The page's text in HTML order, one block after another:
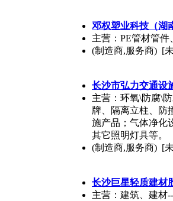
邓权塑业科技（湖
主营：PE管材管件
(制造商,服务商) [
长沙市弘力交通设
主营：环氧\防腐\
牌、隔离立柱、防
施产品；气体净化
其它照明灯具等。
(制造商,服务商) [
长沙巨星轻质建材
主营：建筑、建材